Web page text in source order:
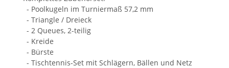
- Poolkugeln im Turniermaß 57,2 mm
- Triangle / Dreieck
- 2 Queues, 2-teilig
- Kreide
- Bürste
- Tischtennis-Set mit Schlägern, Bällen und Netz